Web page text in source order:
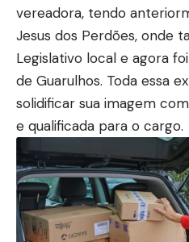
vereadora, tendo
Jesus dos Perdões, onde
Legislativo local e agora
de Guarulhos. Toda essa
solidificar sua imagem
e qualificada para o cargo.